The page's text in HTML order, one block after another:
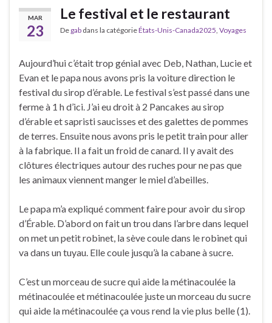
MAR
23
Le festival et le restaurant
De gab dans la catégorieÉtats-Unis-Canada2025, Voyages
Aujourd’hui c’était trop génial avec Deb, Nathan, Lucie et
Evan et le papa nous avons pris la voiture direction le
festival du sirop d’érable. Le festival s’est passé dans une
ferme à 1 h d’ici. J’ai eu droit à 2 Pancakes au sirop
d’érable et sapristi saucisses et des galettes de pommes
de terres. Ensuite nous avons pris le petit train pour aller
à la fabrique. Il a fait un froid de canard. Il y avait des
clôtures électriques autour des ruches pour ne pas que
les animaux viennent manger le miel d’abeilles.
Le papa m’a expliqué comment faire pour avoir du sirop
d’Érable. D’abord on fait un trou dans l’arbre dans lequel
on met un petit robinet, la sève coule dans le robinet qui
va dans un tuyau. Elle coule jusqu’à la cabane à sucre.
C’est un morceau de sucre qui aide la métinacoulée la
métinacoulée et métinacoulée juste un morceau du sucre
qui aide la métinacoulée ça vous rend la vie plus belle (1).